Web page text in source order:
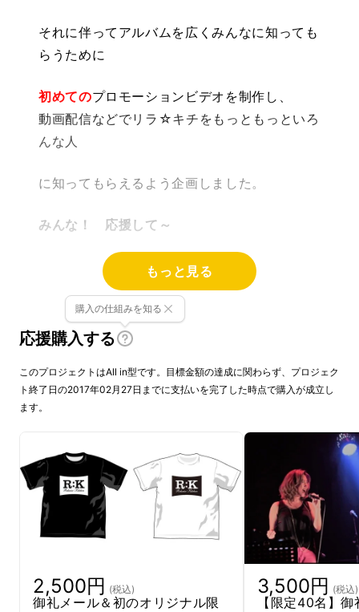
それに伴ってアルバムを広くみんなに知っても
らうために
初めてのプロモーションビデオを制作し、
動画配信などでリラ☆キチをもっともっといろ
んな人
に知ってもらえるよう企画しました。
みんな！ 応援して～
もっと見る
応援購入する
購入の仕組みを知る
このプロジェクトはAll in型です。目標金額の達成に関わらず、プロジェク
ト終了日の2017年02月27日までに支払いを完了した時点で購入が成立し
ます。
2,500円 (税込)
御礼メール＆初のオリジナル限
3,500円 (税込)
【限定40名】